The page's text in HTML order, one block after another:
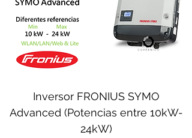
Inversor FRONIUS SYMO
Advanced (Potencias entre 10kW-
24kW)